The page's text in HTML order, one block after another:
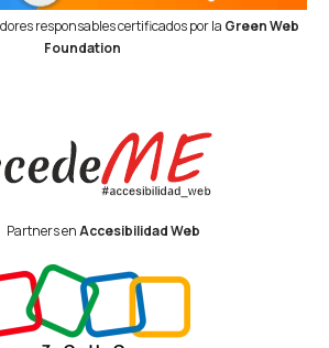
responsables certificados por la Green Web
Foundation
Partners enAccesibilidad Web